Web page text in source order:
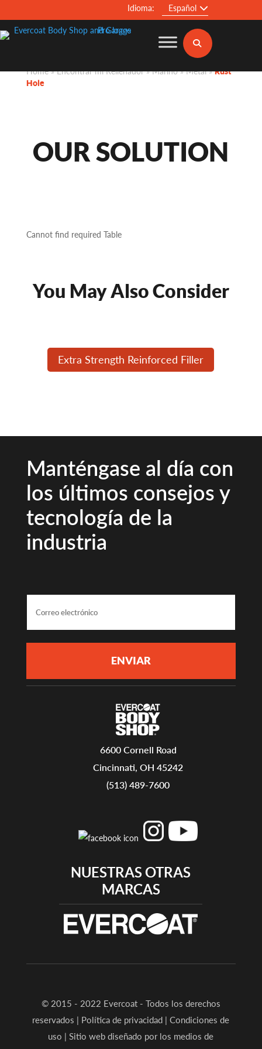
Idioma: Español
Home»Encontrar mi Rellenador»Marino»Metal»Rust
Hole
OUR SOLUTION
Cannot find required Table
You May Also Consider
Extra Strength Reinforced Filler
Manténgase al día con
los últimos consejos y
tecnología de la
industria
6600 Cornell Road
Cincinnati, OH 45242
(513) 489-7600
NUESTRAS OTRAS
MARCAS
© 2015 - 2022 Evercoat - Todos los derechos
reservados | Política de privacidad |Condiciones de
uso | Sitio web diseñado por los medios de